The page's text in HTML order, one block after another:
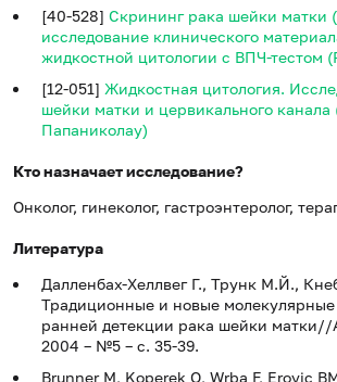
[40-528] Скрининг рака шейки матки
исследование клинического
жидкостной цитологии c ВПЧ-тестом
[12-051] Жидкостная цитология.
шейки матки и цервикального
Папаниколау)
Кто назначает исследование?
Онколог, гинеколог, гастроэнтеролог,
Литература
Далленбах-Хеллвег Г., Трунк М.Й.,
Традиционные и новые молекулярные
ранней детекции рака шейки матки//
2004 – №5 – с. 35-39.
Brunner M, Koperek O, Wrba F, Erovic